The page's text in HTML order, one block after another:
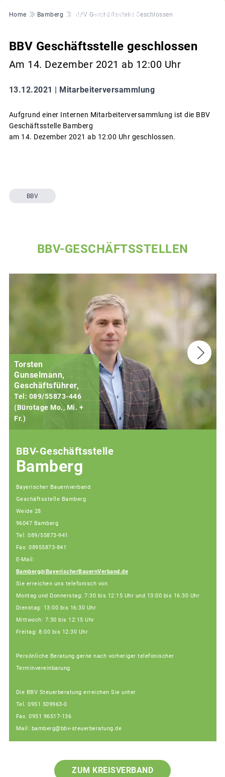
Pfadnavigation
Home Bamberg BBV Geschäftsstelle Geschlossen
BBV Geschäftsstelle geschlossen
Am 14. Dezember 2021 ab 12:00 Uhr
13.12.2021 | Mitarbeiterversammlung
Aufgrund einer Internen Mitarbeiterversammlung ist die BBV
Geschäftsstelle Bamberg
am 14. Dezember 2021 ab 12:00 Uhr geschlossen.
BBV
BBV-GESCHÄFTSSTELLEN
Torsten
Gunselmann,
Geschäftsführer,
Tel: 089/55873-446
(Bürotage Mo., Mi. +
Fr.)
BBV-Geschäftsstelle
Bamberg
Bayerischer Bauernverband
Geschäftsstelle Bamberg
Weide 28
96047 Bamberg
Tel: 089/55873-941
Fax: 08955873-841
E-Mail:
Bamberg@BayerischerBauernVerband.de
Sie erreichen uns telefonisch von
Montag und Donnerstag: 7:30 bis 12:15 Uhr und 13:00 bis 16:30 Uhr
Dienstag: 13:00 bis 16:30 Uhr
Mittwoch: 7:30 bis 12:15 Uhr
Freitag: 8:00 bis 12:30 Uhr
Persönliche Beratung gerne nach vorheriger telefonischer
Terminvereinbarung
Die BBV Steuerberatung erreichen Sie unter
Tel. 0951 509963-0
Fax. 0951 96517-136
Mail: bamberg@bbv-steuerberatung.de
ZUM KREISVERBAND